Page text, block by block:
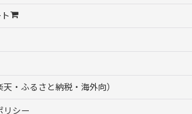
・ふるさと納税・海外向）
リシー